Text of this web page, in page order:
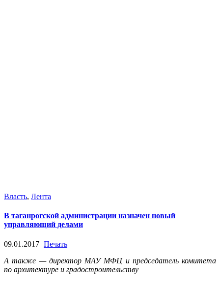
Власть, Лента
В таганрогской администрации назначен новый
управляющий делами
09.01.2017 Печать
А также — директор МАУ МФЦ и председатель комитета
по архитектуре и градостроительству